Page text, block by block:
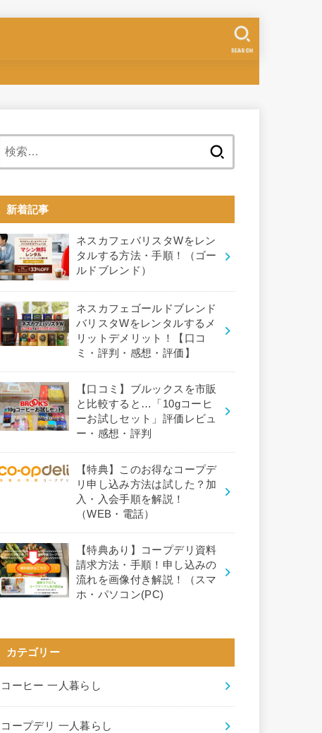
SEARCH
新着記事
ネスカフェバリスタWをレン
タルする方法・手順！（ゴー
ルドブレンド）
ネスカフェゴールドブレンド
バリスタWをレンタルするメ
リットデメリット！【口コ
ミ・評判・感想・評価】
【口コミ】ブルックスを市販
と比較すると…「10gコーヒ
ーお試しセット」評価レビュ
ー・感想・評判
【特典】このお得なコープデ
リ申し込み方法は試した？加
入・入会手順を解説！
（WEB・電話）
【特典あり】コープデリ資料
請求方法・手順！申し込みの
流れを画像付き解説！（スマ
ホ・パソコン(PC)
カテゴリー
コーヒー 一人暮らし
コープデリ 一人暮らし